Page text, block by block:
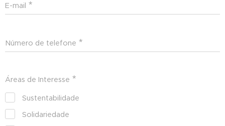
E-mail
Número de telefone
Áreas de Interesse
Sustentabilidade
Solidariedade